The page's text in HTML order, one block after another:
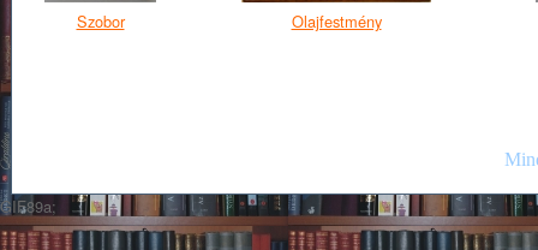
Szobor Olajfestmény
GIF89a;